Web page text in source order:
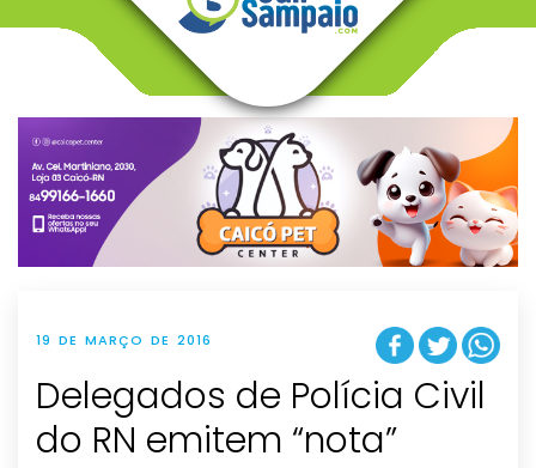
v
g
t
i
o
n
19 DE MARÇO DE 2016
Delegados de Polícia Civil
do RN emitem “nota”